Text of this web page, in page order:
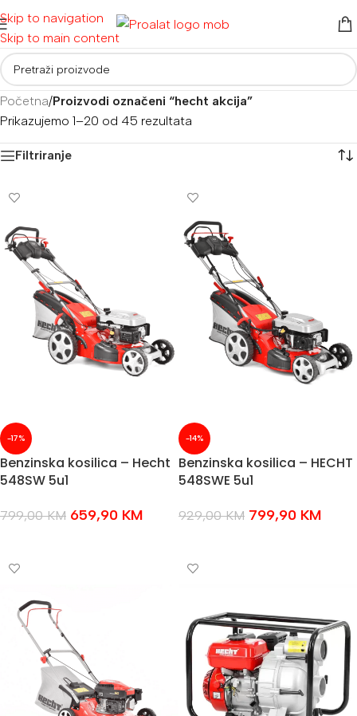
Skip to navigation
Skip to main content
Početna/Proizvodi označeni “hecht akcija”
Prikazujemo 1–20 od 45 rezultata
Filtriranje
-17%
Benzinska kosilica – Hecht
548SW 5u1
799,00KM 659,90 KM
-14%
Benzinska kosilica – HECHT
548SWE 5u1
929,00KM 799,90 KM